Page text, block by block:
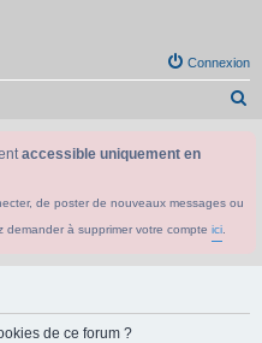
Connexion
accessible uniquement en
de poster de nouveaux messages ou
à supprimer votre compte ici
de ce forum ?